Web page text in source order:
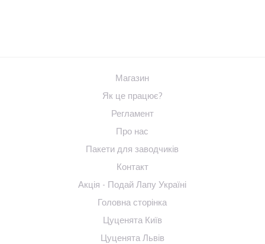
Магазин
Як це працює?
Регламент
Про нас
Пакети для заводчиків
Контакт
Акція - Подай Лапу Україні
Головна сторінка
Цуценята Київ
Цуценята Львів